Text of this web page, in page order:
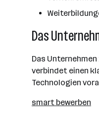
Das
Das
verbindet einen
Technologien
smart bewerben